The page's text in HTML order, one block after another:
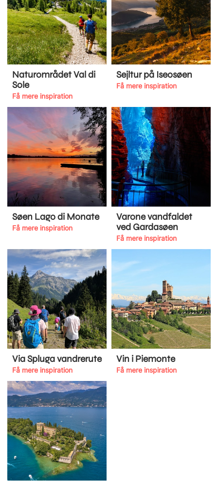
Naturområdet Val di
Sole
Få mere inspiration
Sejltur på Iseosøen
Få mere inspiration
Søen Lago di Monate
Få mere inspiration
Varone vandfaldet
ved Gardasøen
Få mere inspiration
Via Spluga vandrerute
Få mere inspiration
Vin i Piemonte
Få mere inspiration